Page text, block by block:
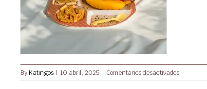
By Katingos | 10 abril, 2025 | Comentarios desactivadosen
Almendra